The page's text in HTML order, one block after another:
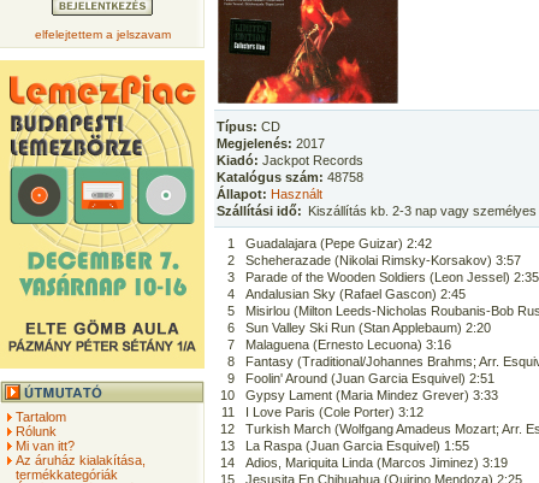
elfelejtettem a jelszavam
Tartalom
Rólunk
Mi van itt?
Az áruház kialakítása,
termékkategóriák
Típus: CD
Megjelenés: 2017
Kiadó: Jackpot Records
Katalógus szám: 48758
Állapot: Használt
Szállítási idő: Kiszállítás kb. 2-3 nap vagy
1
Guadalajara (Pepe Guizar) 2:42
2
Scheherazade (Nikolai Rimsky-Korsakov) 3:57
3
Parade of the Wooden Soldiers (Leon Jessel) 2:35
4
Andalusian Sky (Rafael Gascon) 2:45
5
Misirlou (Milton Leeds-Nicholas Roubanis-Bob
6
Sun Valley Ski Run (Stan Applebaum) 2:20
7
Malaguena (Ernesto Lecuona) 3:16
8
Fantasy (Traditional/Johannes Brahms; Arr.
9
Foolin' Around (Juan Garcia Esquivel) 2:51
10
Gypsy Lament (Maria Mindez Grever) 3:33
11
I Love Paris (Cole Porter) 3:12
12
Turkish March (Wolfgang Amadeus Mozart; Arr.
13
La Raspa (Juan Garcia Esquivel) 1:55
14
Adios, Mariquita Linda (Marcos Jiminez) 3:19
15
Jesusita En Chihuahua (Quirino Mendoza) 2:25